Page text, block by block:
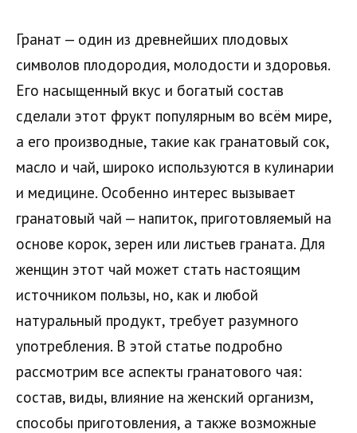
Гранат — один из древнейших плодовых
символов плодородия, молодости и здоровья.
Его насыщенный вкус и богатый состав
сделали этот фрукт популярным во всём мире,
а его производные, такие как гранатовый сок,
масло и чай, широко используются в кулинарии
и медицине. Особенно интерес вызывает
гранатовый чай — напиток, приготовляемый на
основе корок, зерен или листьев граната. Для
женщин этот чай может стать настоящим
источником пользы, но, как и любой
натуральный продукт, требует разумного
употребления. В этой статье подробно
рассмотрим все аспекты гранатового чая:
состав, виды, влияние на женский организм,
способы приготовления, а также возможные